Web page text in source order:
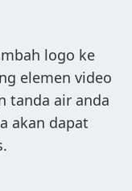
logo ke
elemen video
tanda air anda
akan dapat